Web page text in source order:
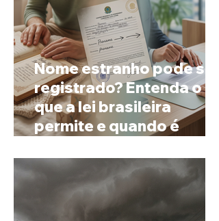
Nome estranho pode ser
registrado? Entenda o
que a lei brasileira
permite e quando é
prenome